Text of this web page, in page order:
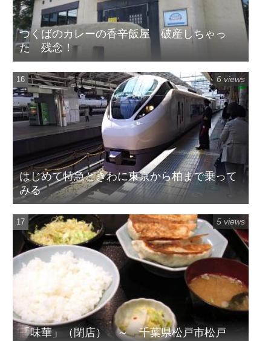
つくばのカレーの香辛飯屋 破産しちゃっ
た 残念！
はじめて特急ときわに東京から柏まで乗って
みる
6 views
「味華」（閉店） ～ 千葉県松戸市松戸
5 views